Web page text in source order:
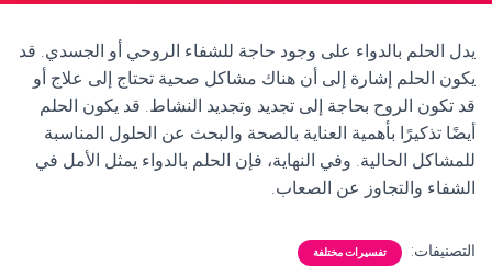
يدل الحلم بالدواء على وجود حاجة للشفاء الروحي أو الجسدي. قد
يكون الحلم إشارة إلى أن هناك مشاكل صحية تحتاج إلى علاج أو
قد تكون الروح بحاجة إلى تجديد وتجديد النشاط. قد يكون الحلم
أيضًا تذكيرًا بأهمية العناية بالصحة والبحث عن الحلول المناسبة
للمشاكل الحالية. وفي النهاية، فإن الحلم بالدواء يمثل الأمل في
الشفاء والتجاوز عن الصعاب.
التصنيفات: تفسيرات مختلفة